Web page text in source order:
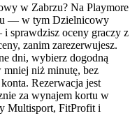
w Zabrzu? Na Playmore
— w tym Dzielnicowy
sprawdzisz oceny graczy z
zanim zarezerwujesz.
dni, wybierz dogodną
mniej niż minutę, bez
Rezerwacja jest
za wynajem kortu w
Multisport, FitProfit i